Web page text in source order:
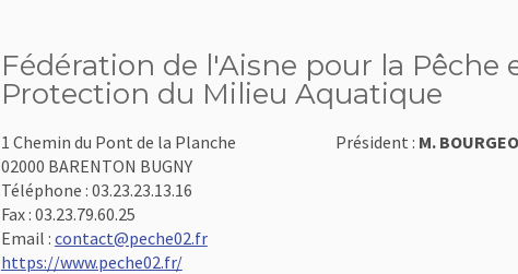
Fédération de l'Aisne pour la Pêche
Protection du Milieu Aquatique
1 Chemin du Pont de la Planche
02000 BARENTON BUGNY
Téléphone : 03.23.23.13.16
Fax : 03.23.79.60.25
Email : contact@peche02.fr
https://www.peche02.fr/
Président : M.